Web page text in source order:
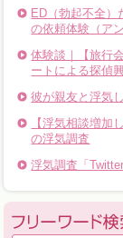
ED（勃起不全）
の依頼体験（ア
体験談｜【旅行
ートによる探偵
彼が親友と浮気
【浮気相談増加
の浮気調査
浮気調査「